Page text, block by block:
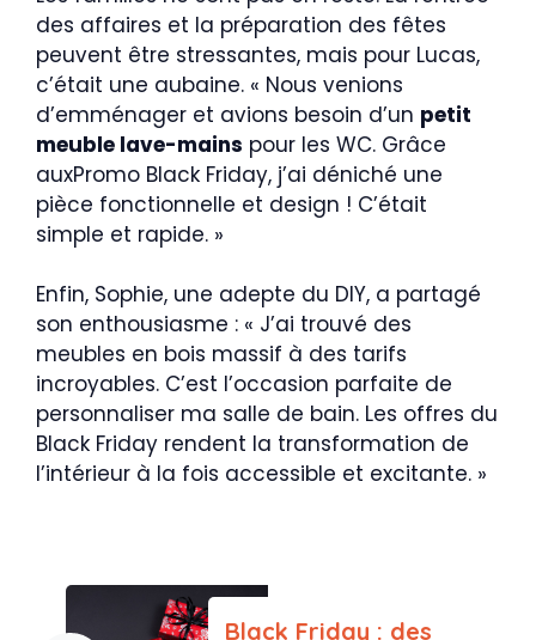
des affaires et la préparation des fêtes
peuvent être stressantes, mais pour Lucas,
c’était une aubaine. « Nous venions
d’emménager et avions besoin d’un petit
meuble lave-mains pour les WC. Grâce
auxPromo Black Friday, j’ai déniché une
pièce fonctionnelle et design ! C’était
simple et rapide. »
Enfin, Sophie, une adepte du DIY, a partagé
son enthousiasme : « J’ai trouvé des
meubles en bois massif à des tarifs
incroyables. C’est l’occasion parfaite de
personnaliser ma salle de bain. Les offres du
Black Friday rendent la transformation de
l’intérieur à la fois accessible et excitante. »
Black Friday : des